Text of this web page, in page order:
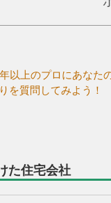
以上のプロにあなた
を質問してみよう！
た住宅会社